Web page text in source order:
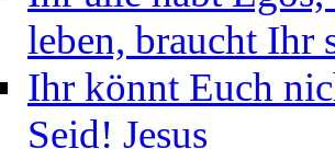
leben, braucht Ihr
Ihr könnt Euch
Seid! Jesus